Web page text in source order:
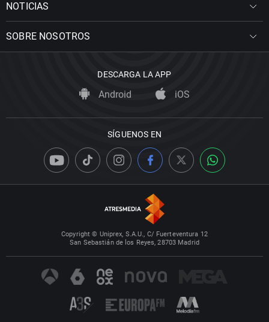
NOTICIAS
SOBRE NOSOTROS
DESCARGA LA APP
Android iOS
SÍGUENOS EN
Copyright © Uniprex, S.A.U., C/ Fuerteventura 12
San Sebastián de los Reyes, 28703 Madrid